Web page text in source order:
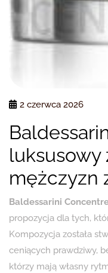
2 czerwca 2026
luksusowy
mężczyzn
Baldessarini
propozycja dla tych,
Kompozycja została
ceniących prawdziwy,
którzy mają własny